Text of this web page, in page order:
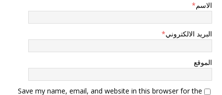
الاسم*
البريد الالكتروني*
الموقع
Save my name, email, and website in this browser for the